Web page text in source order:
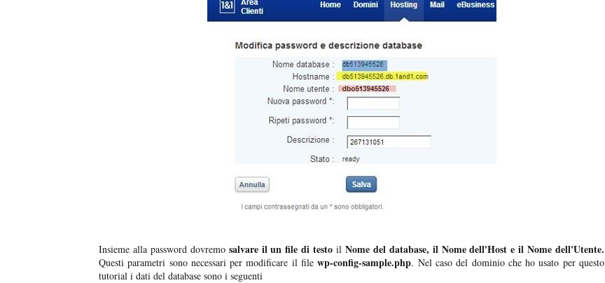
Insieme alla password dovremo salvare il un file di testo il Nome del database, il Nome dell'Host e il Nome dell'Utente.
Questi parametri sono necessari per modificare il file wp-config-sample.php. Nel caso del dominio che ho usato per questo
tutorial i dati del database sono i seguenti